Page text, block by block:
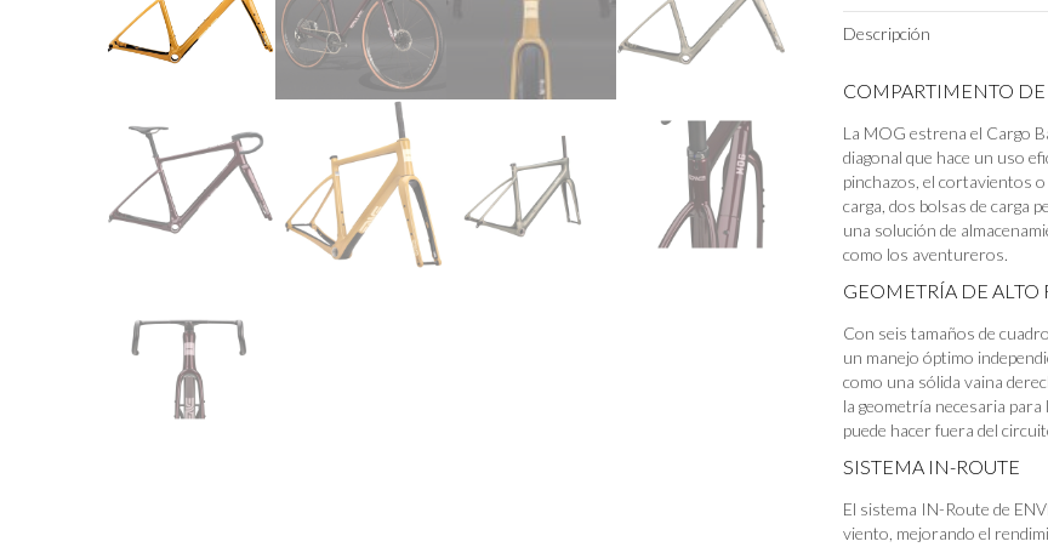
2025
quantity
Descripción
COMPARTIMENTO DE
La MOG estrena el Cargo
diagonal que hace un uso
pinchazos, el cortavientos
carga, dos bolsas de carga
una solución de
como los aventureros.
GEOMETRÍA DE
Con seis tamaños de
un manejo óptimo
como una sólida vaina
la geometría necesaria
puede hacer fuera del
SISTEMA IN-ROUTE
El sistema IN-Route de
viento, mejorando el